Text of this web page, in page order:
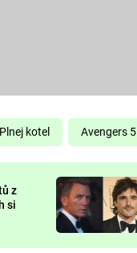
KOMEDIE
CHUCK
NORRIS
DEADPOOL
Plnej kotel Avengers 5
z
si